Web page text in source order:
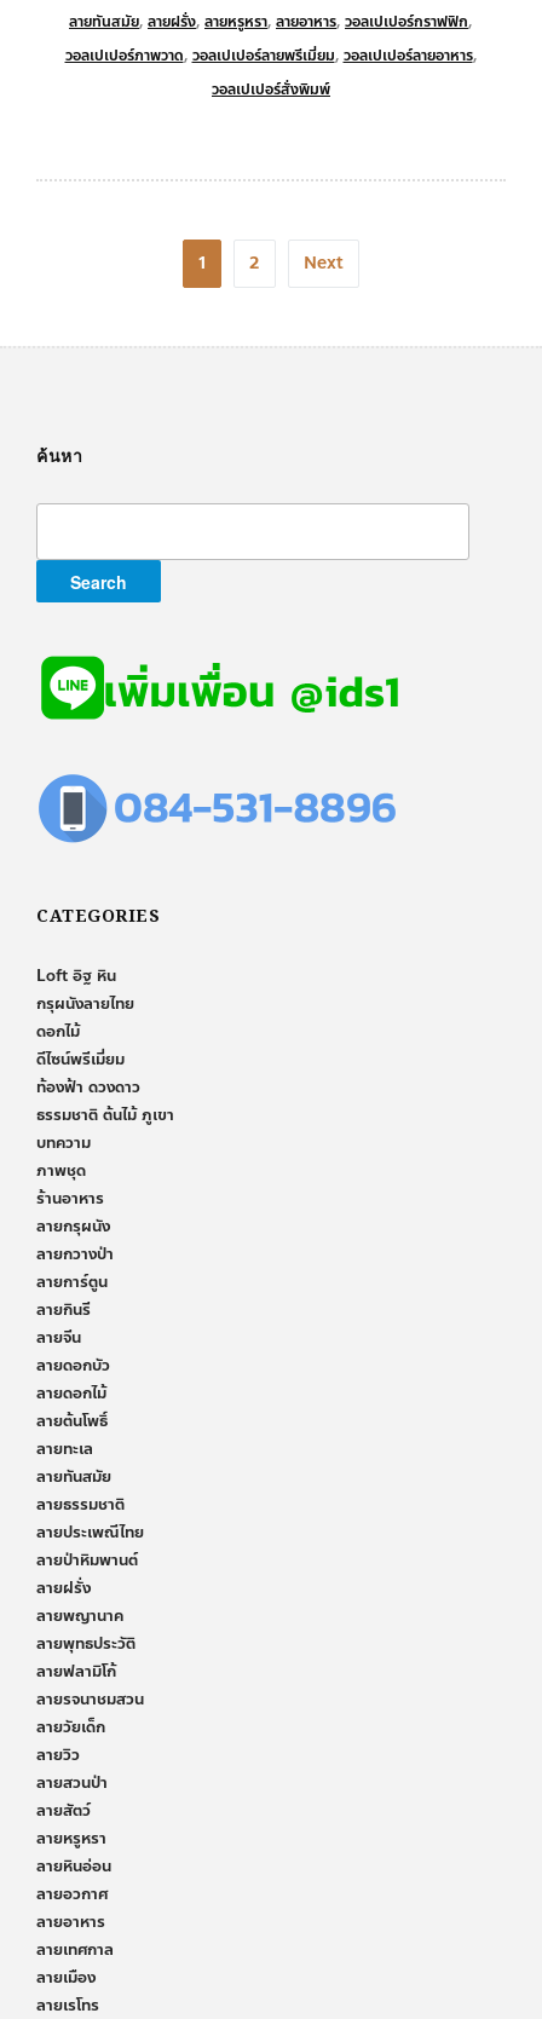
ลายทันสมัย, ลายฝรั่ง, ลายหรูหรา, ลายอาหาร, วอลเปเปอร์กราฟฟิก,
วอลเปเปอร์ภาพวาด, วอลเปเปอร์ลายพรีเมี่ยม, วอลเปเปอร์ลายอาหาร,
วอลเปเปอร์สั่งพิมพ์
1 2 Next
ค้นหา
CATEGORIES
Loft อิฐ หิน
กรุผนังลายไทย
ดอกไม้
ดีไซน์พรีเมี่ยม
ท้องฟ้า ดวงดาว
ธรรมชาติ ต้นไม้ ภูเขา
บทความ
ภาพชุด
ร้านอาหาร
ลายกรุผนัง
ลายกวางป่า
ลายการ์ตูน
ลายกินรี
ลายจีน
ลายดอกบัว
ลายดอกไม้
ลายต้นโพธิ์
ลายทะเล
ลายทันสมัย
ลายธรรมชาติ
ลายประเพณีไทย
ลายป่าหิมพานต์
ลายฝรั่ง
ลายพญานาค
ลายพุทธประวัติ
ลายฟลามิโก้
ลายรจนาชมสวน
ลายวัยเด็ก
ลายวิว
ลายสวนป่า
ลายสัตว์
ลายหรูหรา
ลายหินอ่อน
ลายอวกาศ
ลายอาหาร
ลายเทศกาล
ลายเมือง
ลายเรโทร